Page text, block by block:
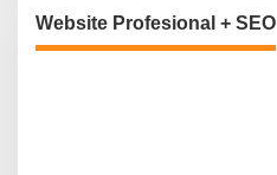
Website Profesional + SEO